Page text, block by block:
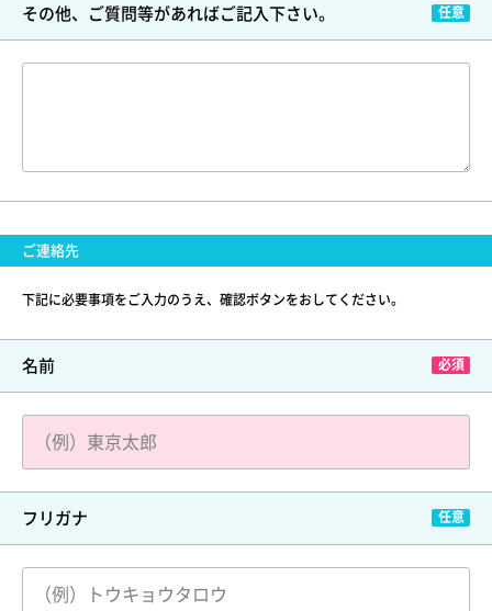
その他、ご質問等があればご記入下さい。
ご連絡先
下記に必要事項をご入力のうえ、確認ボタンをおしてください。
名前
フリガナ